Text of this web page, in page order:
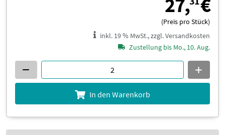
27, €
(Preis pro Stück)
inkl. 19 % MwSt., zzgl. Versandkosten
Zustellung bis Mo., 10. Aug.
In den Warenkorb